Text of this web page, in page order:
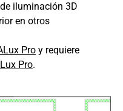
iluminación 3D
en otros
Pro y requiere
Pro.